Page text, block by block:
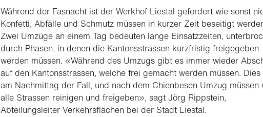
Während der Fasnacht ist der Werkhof Liestal gefordert wie sonst
Konfetti, Abfälle und Schmutz müssen in kurzer Zeit beseitigt
Zwei Umzüge an einem Tag bedeuten lange Einsatzzeiten,
durch Phasen, in denen die Kantonsstrassen kurzfristig freigegeben
werden müssen. «Während des Umzugs gibt es immer wieder
auf den Kantonsstrassen, welche frei gemacht werden müssen.
am Nachmittag der Fall, und nach dem Chienbesen Umzug müssen
alle Strassen reinigen und freigeben», sagt Jörg Rippstein,
Abteilungsleiter Verkehrsflächen bei der Stadt Liestal.